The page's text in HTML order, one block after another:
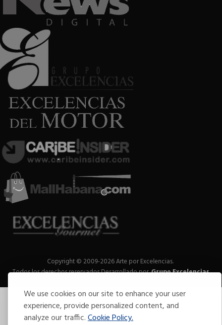
We use cookies on our site to enhance your user
experience, provide personalized content, and
analyze our traffic.Cookie Policy.
Copyright © 2009-2026 Arte por Excelencias.
Todos los derechos reservadosDesarrollado por Grupo Excelencias.